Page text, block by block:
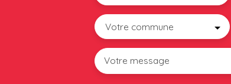
Votre commune
Votre message